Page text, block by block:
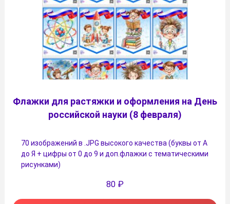
Флажки для растяжки и оформления на День
российской науки (8 февраля)
70 изображений в .JPG высокого качества (буквы от А
до Я + цифры от 0 до 9 и доп.флажки с тематическими
рисунками)
80 ₽